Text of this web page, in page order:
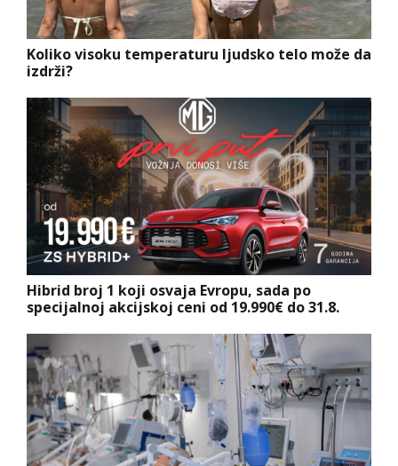
Koliko visoku temperaturu ljudsko telo može da
izdrži?
Hibrid broj 1 koji osvaja Evropu, sada po
specijalnoj akcijskoj ceni od 19.990€ do 31.8.